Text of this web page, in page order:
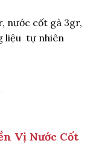
nước cốt gà 3gr,
liệu tự nhiên
miệng chén,
3 phút
Vị Nước Cốt